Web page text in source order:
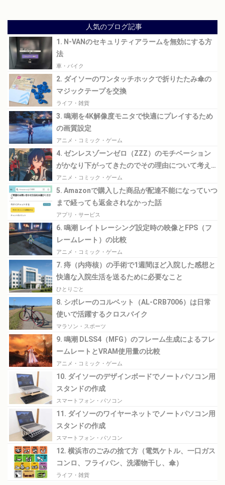
人気のブログ記事
1. N-VANのセキュリティアラームを無効にする方
法
車・バイク
2. ダイソーのワンタッチホックで折りたたみ傘の
マジックテープを交換
ライフ・雑貨
3. 鳴潮を4K解像度モニタで快適にプレイするため
の画質設定
アニメ・コミック・ゲーム
4. ゼンレスゾーンゼロ（ZZZ）のモチベーション
がかなり下がってきたのでその理由について考え
てみる
アニメ・コミック・ゲーム
5. Amazonで購入した商品が配達不能になっていつ
まで経っても返金されなかった話
アプリ・サービス
6. 鳴潮 レイトレーシング設定時の映像とFPS（フ
レームレート）の比較
アニメ・コミック・ゲーム
7. 痔（内痔核）の手術で1週間ほど入院した感想と
快適な入院生活を送るために必要なこと
ひとりごと
8. シボレーのコルベット（AL-CRB7006）は日常
使いで活躍するクロスバイク
マラソン・スポーツ
9. 鳴潮 DLSS4（MFG）のフレーム生成によるフレ
ームレートとVRAM使用量の比較
アニメ・コミック・ゲーム
10. ダイソーのデザインボードでノートパソコン用
スタンドの作成
スマートフォン・パソコン
11. ダイソーのワイヤーネットでノートパソコン用
スタンドの作成
スマートフォン・パソコン
12. 横浜市のごみの捨て方（電気ケトル、一口ガス
コンロ、フライパン、洗濯物干し、傘）
ライフ・雑貨